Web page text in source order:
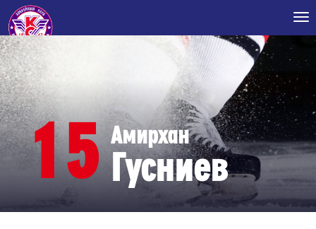
15 Амирхан
Гусниев